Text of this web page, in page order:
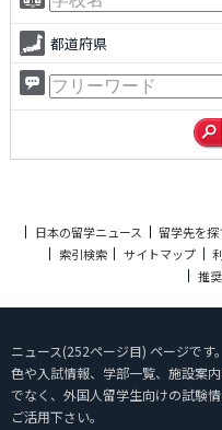
都道府県
日本の留学ニュース 留学先を探
索引検索
サイトマップ
推
ニュース(252ページ目) ページです
色や入試情報、学部一覧、施設案
でなく、外国人留学生向けの試験
ご活用下さい。